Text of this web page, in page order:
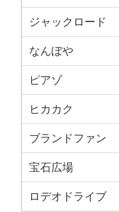
ジャックロード
なんぼや
ピアゾ
ヒカカク
ブランドファン
宝石広場
ロデオドライブ